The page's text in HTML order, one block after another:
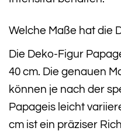
Welche Maße hat die
Die Deko-Figur
40 cm. Die genauen
können je nach der
Papageis leicht
cm ist ein präziser